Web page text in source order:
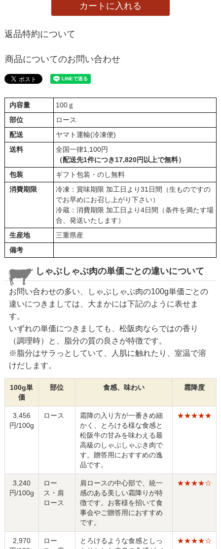
カートに入れる
返品特約について
商品についてのお問い合わせ
内容量
100ｇ
部位
ロース
配送
ヤマト運輸(冷凍便)
送料
全国一律1,100円
（配送先1件につき17,820円以上で無料）
包装
ギフト包装・のし無料
消費期限
冷凍：賞味期限 加工日より31日間（生ものですの
でお早めにお召し上がり下さい）
冷蔵：消費期限 加工日より4日間（条件を満たす場
合、発送いたします）
生産地
三重県産
備考
しゃぶしゃぶ肉の単価ごとの違いについて
お問い合わせの多い、しゃぶしゃぶ肉の100g単価ごとの
違いにつきましては、大まかには下記のように表せま
す。
いずれの単価につきましても、松阪肉ならではの香り
（調理時）と、脂分の質の良さが特徴です。
※脂分はサラっとしていて、人肌に触れたり、室温で溶
けだします。
100g単
価
部位 食感、味わい 霜降度
3,456
円/100g
ロース
霜降の入り方が一番きめ細
かく、とろける様な食感と
松阪牛の甘みを味わえる最
高級のしゃぶしゃぶき肉で
す。贈答用におすすめの逸
品です。
★★★★★
3,240
円/100g
ロー
ス・肩
ロース
肩ロースの中心部で、統一
感のある美しい霜降りが特
徴です。お客様を招いて食
事会やご贈答用におすすめ
です。
★★★★☆
2,970
ロー
とろけるような食感としっ
★★★★☆